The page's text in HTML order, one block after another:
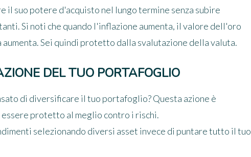
il suo potere d'acquisto nel lungo termine senza subire
Si noti che quando l'inflazione aumenta, il valore dell'oro
Sei quindi protetto dalla svalutazione della valuta.
DEL TUO PORTAFOGLIO
di diversificare il tuo portafoglio? Questa azione è
protetto al meglio contro i rischi.
selezionando diversi asset invece di puntare tutto il tuo